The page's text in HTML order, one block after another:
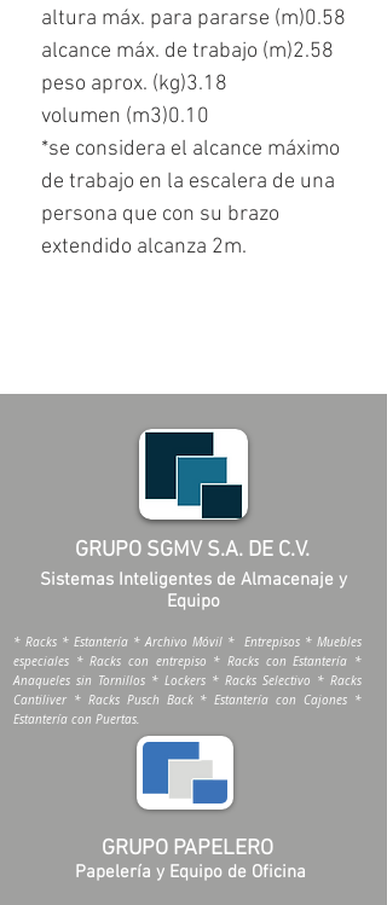
altura máx. para pararse (m)0.58
alcance máx. de trabajo (m)2.58
peso aprox. (kg)3.18
volumen (m3)0.10
*se considera el alcance máximo
de trabajo en la escalera de una
persona que con su brazo
extendido alcanza 2m.
GRUPO SGMV S.A. DE C.V.
Sistemas Inteligentes de Almacenaje y
Equipo
* Racks * Estantería * Archivo Móvil * Entrepisos * Muebles
especiales * Racks con entrepiso * Racks con Estantería *
Anaqueles sin Tornillos * Lockers * Racks Selectivo * Racks
Cantiliver * Racks Pusch Back * Estantería con Cajones *
Estantería con Puertas.
GRUPO PAPELERO
Papelería y Equipo de Oficina